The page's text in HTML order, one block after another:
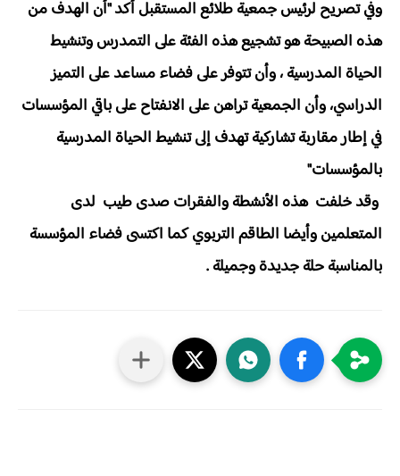
وفي تصريح لرئيس جمعية طلائع المستقبل أكد "أن الهدف من
هذه الصبيحة هو تشجيع هذه الفئة على التمدرس وتنشيط
الحياة المدرسية ، وأن تتوفر على فضاء مساعد على التميز
الدراسي، وأن الجمعية تراهن على الانفتاح على باقي المؤسسات
في إطار مقاربة تشاركية تهدف إلى تنشيط الحياة المدرسية
بالمؤسسات"
وقد خلفت هذه الأنشطة والفقرات صدى طيب لدى
المتعلمين وأيضا الطاقم التربوي كما اكتسى فضاء المؤسسة
بالمناسبة حلة جديدة وجميلة .